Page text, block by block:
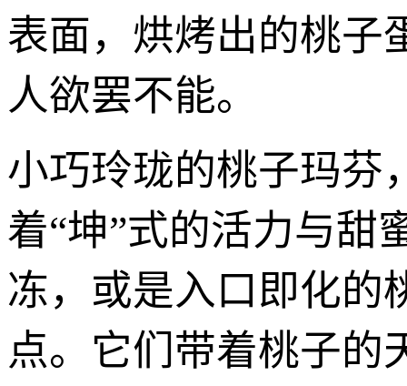
表面，烘烤出的桃子
人欲罢不能。
小巧玲珑的桃子玛芬
着“坤”式的活力与甜
冻，或是入口即化的
点。它们带着桃子的